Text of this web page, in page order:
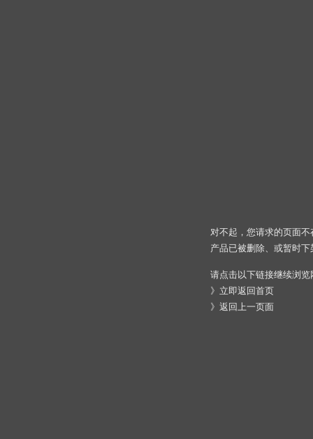
对不起，您请求的页面
产品已被删除、或暂时下
请点击以下链接继续浏览
》 立即返回首页
》 返回上一页面